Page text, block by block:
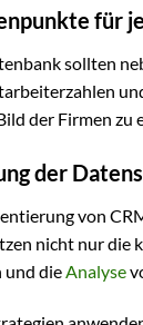
für
sollten
der Firmen zu
der
von
nicht nur die
dieAnalyse